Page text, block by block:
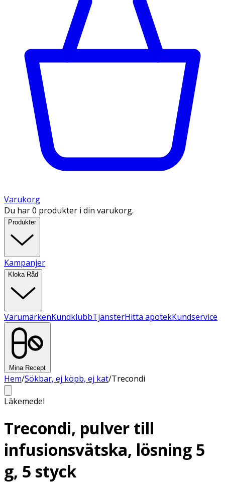
Varukorg
Du har 0 produkter i din varukorg.
Produkter
Kampanjer
Kloka Råd
VarumärkenKundklubbTjänsterHitta apotekKundservice
Mina Recept
Hem/Sökbar, ej köpb, ej kat/Trecondi
Läkemedel
Trecondi, pulver till
infusionsvätska, lösning 5
g, 5 styck